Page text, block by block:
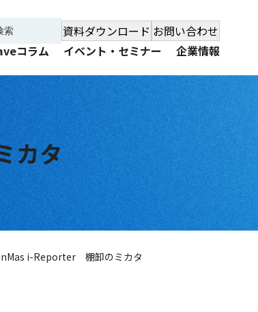
資料ダウンロード お問い合わせ
コラム イベント・セミナー 企業情報
カタ
i-Reporter 棚卸のミカタ